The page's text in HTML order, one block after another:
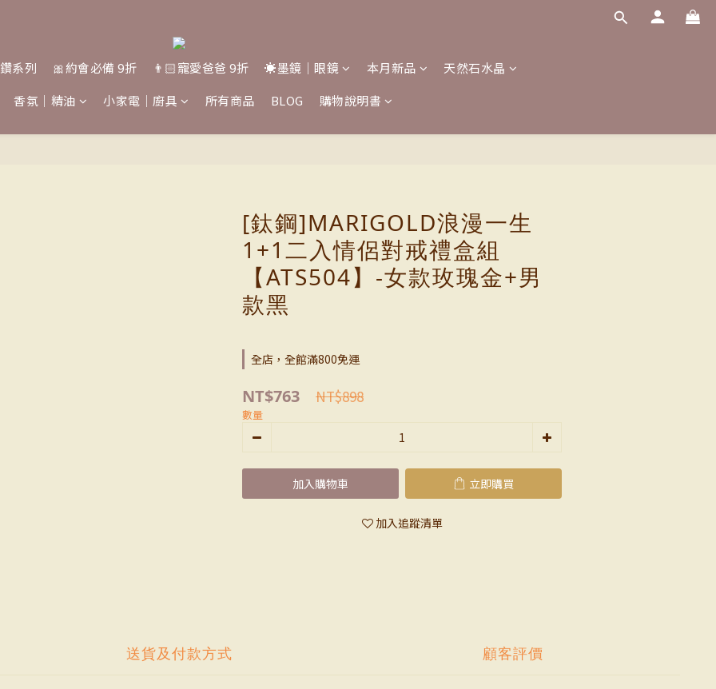
系列 🎀約會必備 9折 👨🏻寵愛爸爸 9折 ☀️墨鏡｜眼鏡 本月新品
天然石水晶
香氛｜精油 小家電｜廚具 所有商品 BLOG 購物說明書
[鈦鋼]MARIGOLD浪漫一生
1+1二入情侶對戒禮盒組
【ATS504】-女款玫瑰金+男
款黑
全店，全館滿800免運
NT$763 NT$898
數量
加入購物車 立即購買
加入追蹤清單
送貨及付款方式 顧客評價